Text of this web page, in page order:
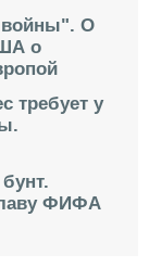
войны". О
о
требует у
ФИФА